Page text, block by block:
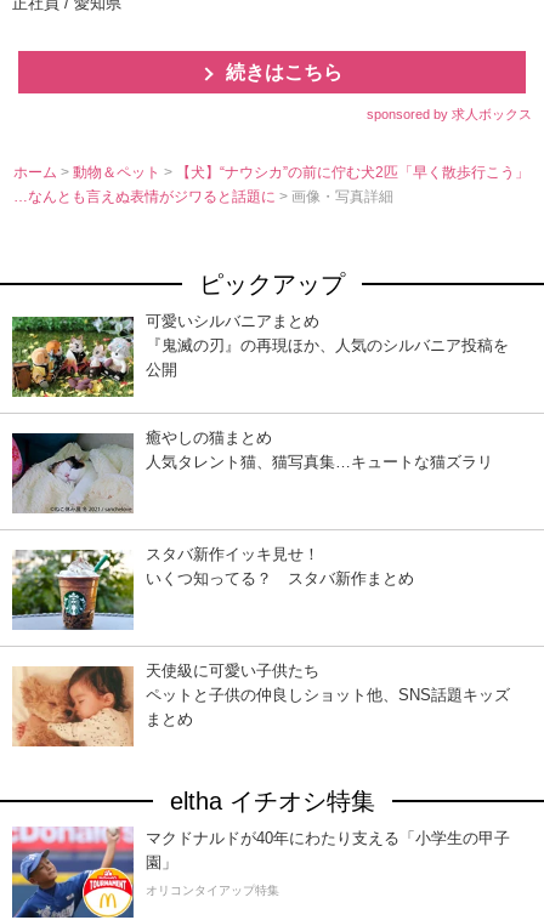
続きはこちら
sponsored by 求人ボックス
ホーム >動物＆ペット>
【犬】“ナウシカ”の前に佇む犬2匹「早く散歩行こう」
…なんとも言えぬ表情がジワると話題に> 画像・写真詳細
ピックアップ
可愛いシルバニアまとめ
『鬼滅の刃』の再現ほか、人気のシルバニア投稿を
公開
癒やしの猫まとめ
人気タレント猫、猫写真集…キュートな猫ズラリ
スタバ新作イッキ見せ！
いくつ知ってる？ スタバ新作まとめ
天使級に可愛い子供たち
ペットと子供の仲良しショット他、SNS話題キッズ
まとめ
eltha イチオシ特集
マクドナルドが40年にわたり支える「小学生の甲子
園」
オリコンタイアップ特集